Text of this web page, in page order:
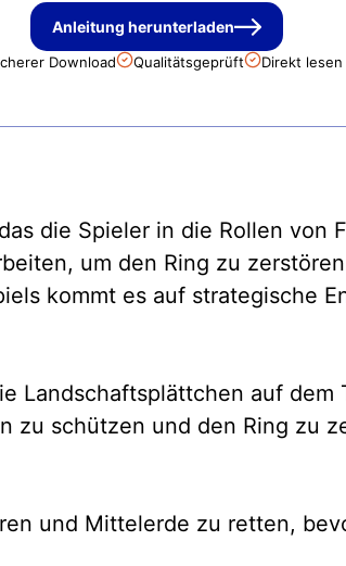
Anleitung herunterladen
Download Qualitätsgeprüft Direkt lesen
die Spieler in die Rollen von
um den Ring zu
kommt es auf strategische
Landschaftsplättchen auf
schützen und den Ring zu
und Mittelerde zu retten,